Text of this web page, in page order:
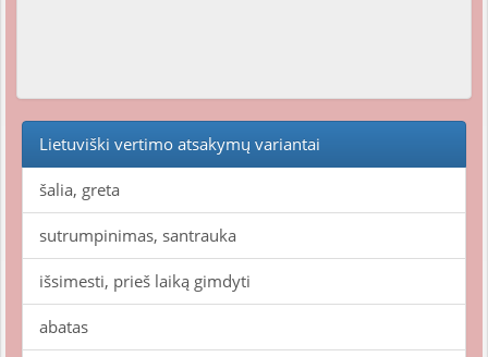
Lietuviški vertimo atsakymų variantai
šalia, greta
sutrumpinimas, santrauka
išsimesti, prieš laiką gimdyti
abatas